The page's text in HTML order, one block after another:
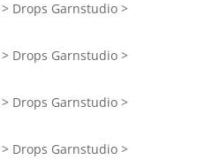
Drops Garnstudio >
Drops Garnstudio >
Drops Garnstudio >
Drops Garnstudio >